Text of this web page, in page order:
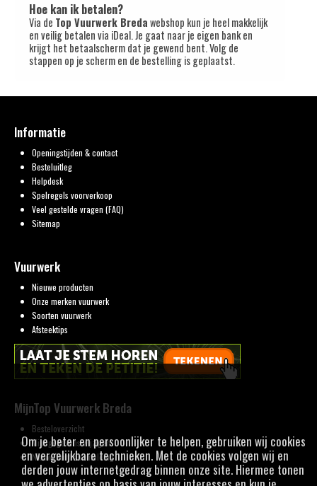
Hoe kan ik betalen?
Via de Top Vuurwerk Bredawebshop kun je heel makkelijk
en veilig betalen via iDeal. Je gaat naar je eigen bank en
krijgt het betaalscherm dat je gewend bent. Volg de
stappen op je scherm en de bestelling is geplaatst.
Informatie
Openingstijden & contact
Besteluitleg
Helpdesk
Spelregels voorverkoop
Veel gestelde vragen (FAQ)
Sitemap
Vuurwerk
Nieuwe producten
Onze merken vuurwerk
Soorten vuurwerk
Afsteektips
MijnTop Vuurwerk Breda
Besteloverzicht
Mijn gegevens wijzigen
Nieuwsbrief aanmelding
Om je beter en persoonlijker te helpen, gebruiken wij cookies
en vergelijkbare technieken. Met de cookies volgen wij en
derden jouw internetgedrag binnen onze site. Hiermee tonen